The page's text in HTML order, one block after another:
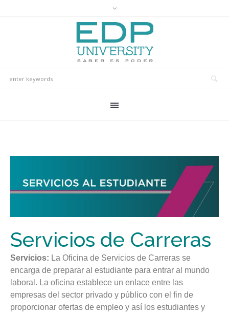
Servicios de Carreras
Servicios: La Oficina de Servicios de Carreras se
encarga de preparar al estudiante para entrar al mundo
laboral. La oficina establece un enlace entre las
empresas del sector privado y público con el fin de
proporcionar ofertas de empleo y así los estudiantes y